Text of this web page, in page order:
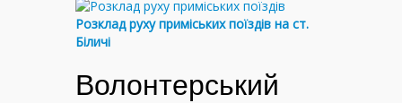
Розклад руху приміських поїздів на ст.
Біличі